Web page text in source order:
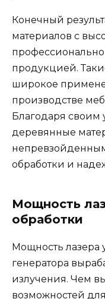
Конечный
материалов с
продукцией.
широкое
производстве
Благодаря своим
деревянные
обработки и
Мощность
обработки
Мощность лазера
генератора
излучения. Чем
возможностей